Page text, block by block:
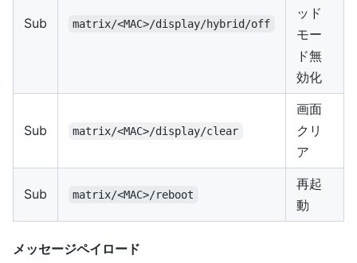
Sub matrix/<MAC>/display/hybrid/off
ッド
モー
ド無
効化
Sub matrix/<MAC>/display/clear
画面
クリ
ア
Sub matrix/<MAC>/reboot
再起
動
メッセージペイロード